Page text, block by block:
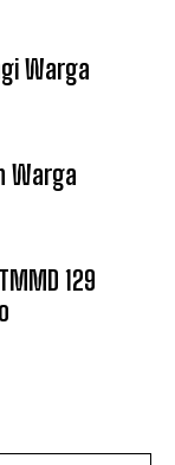
Warga
Warga
129